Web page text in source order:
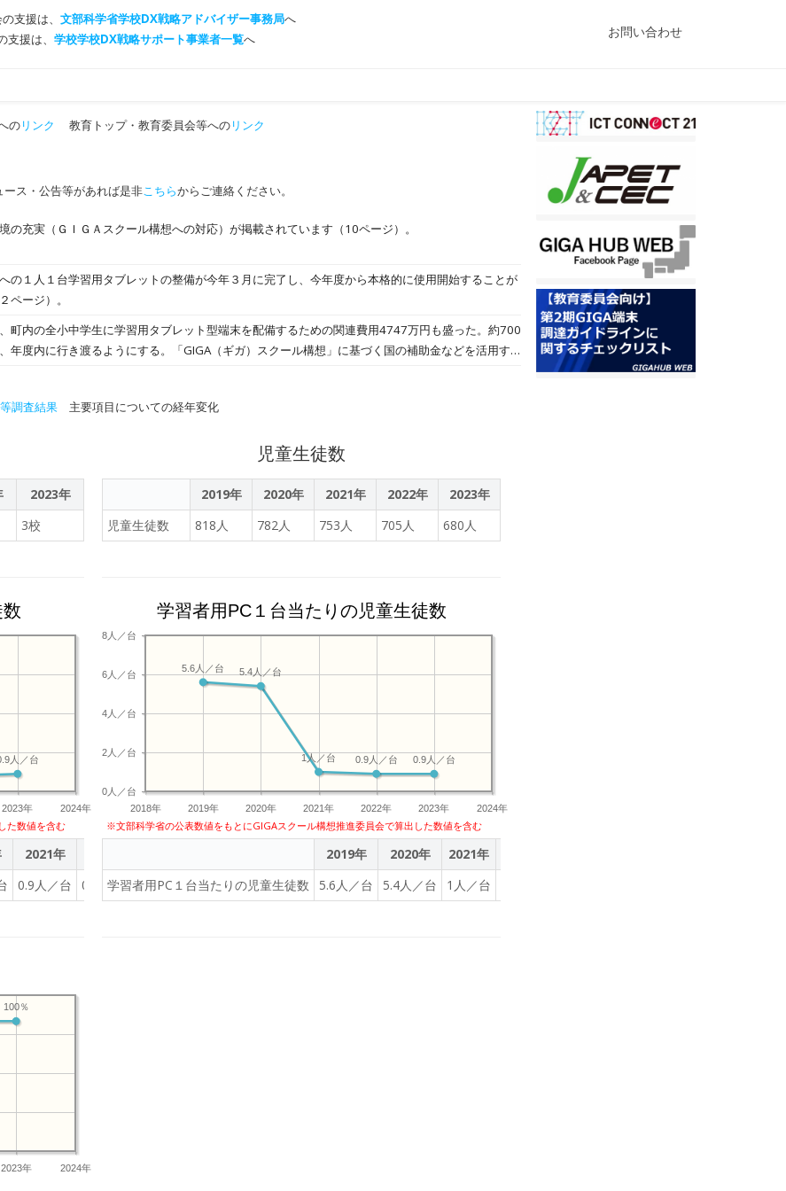
支援は、 文部科学省学校DX戦略アドバイザー事務局へ
援は、 学校学校DX戦略サポート事業者一覧へ お問い合わせ
のリンク 教育トップ・教育委員会等へのリンク
ース・公告等があれば是非こちらからご連絡ください。
の充実（ＧＩＧＡスクール構想への対応）が掲載されています（10ページ）。
の１人１台学習用タブレットの整備が今年３月に完了し、今年度から本格的に使用開始することが
ページ）。
町内の全小中学生に学習用タブレット型端末を配備するための関連費用4747万円も盛った。約700
年度内に行き渡るようにする。「GIGA（ギガ）スクール構想」に基づく国の補助金などを活用す
調査結果 主要項目についての経年変化
2023年
3校
児童生徒数
2019年 2020年 2021年 2022年
2023年
児童生徒数
818人 782人 753人 705人 680人
2023年 2024年
人／台
た数値を含む
2021年
0.9人／台 0.8人／台 0.9人／台
学習者用PC１台当たりの児童生徒数
2018年 2019年 2020年 2021年 2022年 2023年 2024年
0人／台
2人／台
4人／台
6人／台
8人／台
0.9人／台
0.9人／台
1人／台
5.4人／台
5.6人／台
※文部科学省の公表数値をもとにGIGAスクール構想推進委員会で算出した数値を含む
2019年 2020年 2021年
学習者用PC１台当たりの児童生徒数
5.6人／台 5.4人／台 1人／台
2023年 2024年
100％